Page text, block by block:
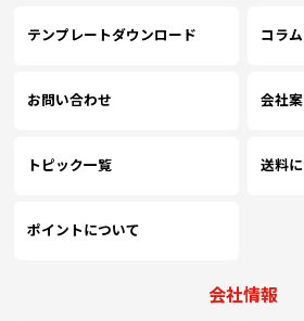
テンプレートダウンロード コラム
お問い合わせ 会社
トピック一覧 送料
ポイントについて
会社情報